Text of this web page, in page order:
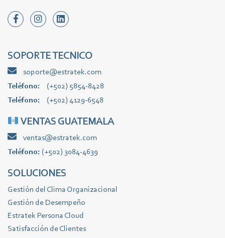
SOPORTE TECNICO
soporte@estratek.com
Teléfono:
(+502) 5854-8428
Teléfono:
(+502) 4129-6548
VENTAS GUATEMALA
ventas@estratek.com
Teléfono: (+502) 3084-4639
SOLUCIONES
Gestión del Clima Organizacional
Gestión de Desempeño
Estratek Persona Cloud
Satisfacción de Clientes